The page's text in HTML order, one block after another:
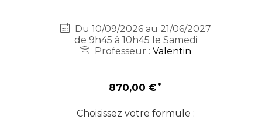
Du 10/09/2026 au 21/06/2027
de 9h45 à 10h45 le Samedi
Professeur :Valentin
870,00 €
Choisissez votre formule :